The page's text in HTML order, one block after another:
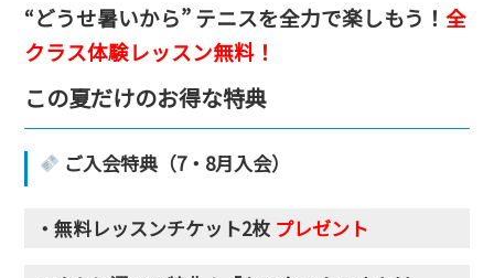
“どうせ暑いから” テニスを全力で楽しもう！全
クラス体験レッスン無料！
この夏だけのお得な特典
ご入会特典（7・8月入会）
・無料レッスンチケット2枚 プレゼント